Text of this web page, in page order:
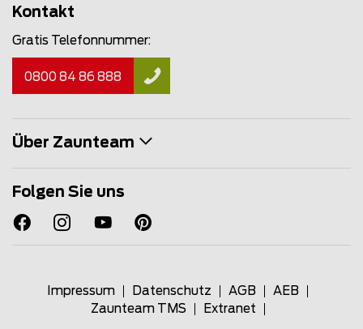
Kontakt
Gratis Telefonnummer:
0800 84 86 888
Über Zaunteam
Folgen Sie uns
Impressum Datenschutz AGB
AEB
Zaunteam TMS
Extranet